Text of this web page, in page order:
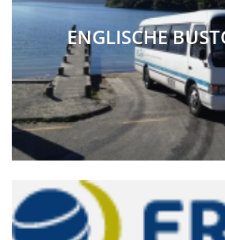
ENGLISCHE